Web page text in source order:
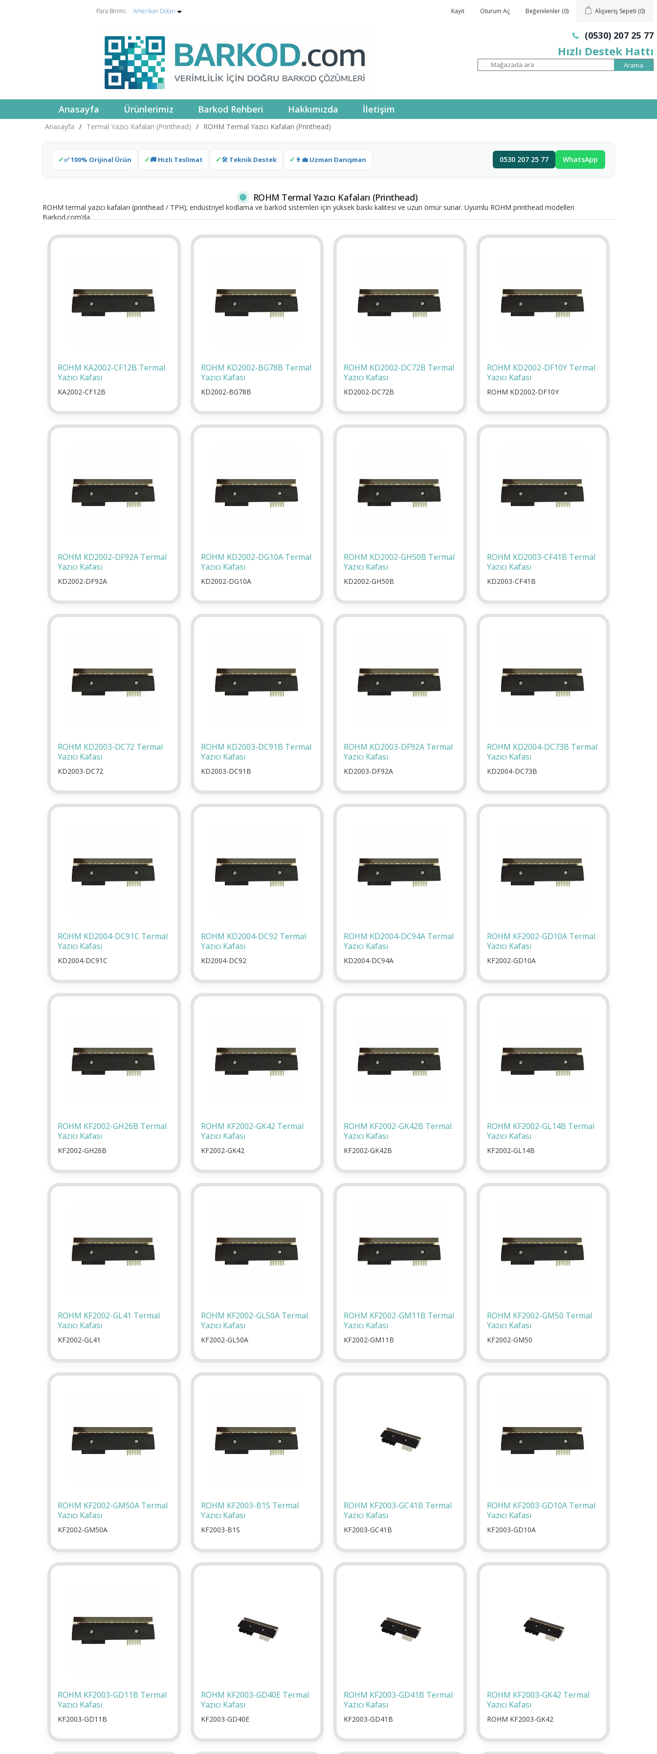
Para Birimi: Amerikan Doları Kayıt Oturum Aç Beğenilenler (0) Alışveriş Sepeti (0)
(0530) 207 25 77
Hızlı Destek Hattı
Anasayfa Ürünlerimiz Barkod Rehberi Hakkımızda İletişim
Anasayfa / Termal Yazıcı Kafaları (Printhead) / ROHM Termal Yazıcı Kafaları (Printhead)
✅ 100% Orijinal Ürün 🚚 Hızlı Teslimat 🛠 Teknik Destek 👨‍💼 Uzman Danışman 0530 207 25 77 WhatsApp
ROHM Termal Yazıcı Kafaları (Printhead)
ROHM termal yazıcı kafaları (printhead / TPH); endüstriyel kodlama ve barkod sistemleri için yüksek baskı kalitesi ve uzun ömür sunar. Uyumlu ROHM printhead modelleri
Barkod.com’da.
ROHM KA2002-CF12B Termal
Yazıcı Kafası
KA2002-CF12B
ROHM KD2002-BG78B Termal
Yazıcı Kafası
KD2002-BG78B
ROHM KD2002-DC72B Termal
Yazıcı Kafası
KD2002-DC72B
ROHM KD2002-DF10Y Termal
Yazıcı Kafası
ROHM KD2002-DF10Y
ROHM KD2002-DF92A Termal
Yazıcı Kafası
KD2002-DF92A
ROHM KD2002-DG10A Termal
Yazıcı Kafası
KD2002-DG10A
ROHM KD2002-GH50B Termal
Yazıcı Kafası
KD2002-GH50B
ROHM KD2003-CF41B Termal
Yazıcı Kafası
KD2003-CF41B
ROHM KD2003-DC72 Termal
Yazıcı Kafası
KD2003-DC72
ROHM KD2003-DC91B Termal
Yazıcı Kafası
KD2003-DC91B
ROHM KD2003-DF92A Termal
Yazıcı Kafası
KD2003-DF92A
ROHM KD2004-DC73B Termal
Yazıcı Kafası
KD2004-DC73B
ROHM KD2004-DC91C Termal
Yazıcı Kafası
KD2004-DC91C
ROHM KD2004-DC92 Termal
Yazıcı Kafası
KD2004-DC92
ROHM KD2004-DC94A Termal
Yazıcı Kafası
KD2004-DC94A
ROHM KF2002-GD10A Termal
Yazıcı Kafası
KF2002-GD10A
ROHM KF2002-GH26B Termal
Yazıcı Kafası
KF2002-GH26B
ROHM KF2002-GK42 Termal
Yazıcı Kafası
KF2002-GK42
ROHM KF2002-GK42B Termal
Yazıcı Kafası
KF2002-GK42B
ROHM KF2002-GL14B Termal
Yazıcı Kafası
KF2002-GL14B
ROHM KF2002-GL41 Termal
Yazıcı Kafası
KF2002-GL41
ROHM KF2002-GL50A Termal
Yazıcı Kafası
KF2002-GL50A
ROHM KF2002-GM11B Termal
Yazıcı Kafası
KF2002-GM11B
ROHM KF2002-GM50 Termal
Yazıcı Kafası
KF2002-GM50
ROHM KF2002-GM50A Termal
Yazıcı Kafası
KF2002-GM50A
ROHM KF2003-B1S Termal
Yazıcı Kafası
KF2003-B1S
ROHM KF2003-GC41B Termal
Yazıcı Kafası
KF2003-GC41B
ROHM KF2003-GD10A Termal
Yazıcı Kafası
KF2003-GD10A
ROHM KF2003-GD11B Termal
Yazıcı Kafası
KF2003-GD11B
ROHM KF2003-GD40E Termal
Yazıcı Kafası
KF2003-GD40E
ROHM KF2003-GD41B Termal
Yazıcı Kafası
KF2003-GD41B
ROHM KF2003-GK42 Termal
Yazıcı Kafası
ROHM KF2003-GK42